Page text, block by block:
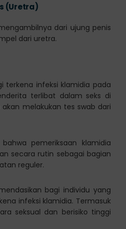
(Uretra)
dari ujung penis
dari uretra.
terkena infeksi klamidia pada
terlibat dalam seks di
melakukan tes swab dari
pemeriksaan klamidia
secara rutin sebagai bagian
reguler.
bagi individu yang
infeksi klamidia. Termasuk
seksual dan berisiko tinggi